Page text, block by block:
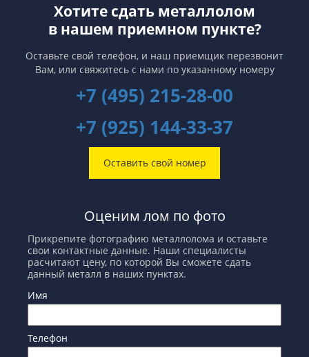
Хотите сдать металлолом
в нашем приемном пункте?
Оставьте свой телефон, и наш приемщик перезвонит
Вам, или свяжитесь с нами по указанному номеру
+7 (495) 215-28-00
+7 (925) 144-33-37
Оставить свой номер
Оценим лом по фото
Прикрепите фотографию металлолома и оставьте
свои контактные данные. Наши специалисты
расчитают цену, по которой Вы сможете сдать
данный металл в наших пунктах.
Имя
Телефон